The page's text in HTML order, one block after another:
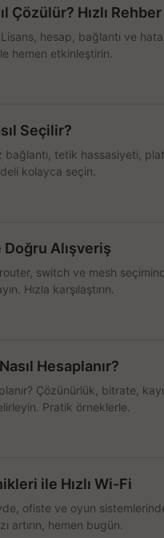
Çözülür? Hızlı Rehber
hesap, bağlantı ve hata
hemen etkinleştirin.
Seçilir?
tetik hassasiyeti,
kolayca seçin.
Alışveriş
switch ve mesh
Hızla karşılaştırın.
Hesaplanır?
Çözünürlük, bitrate,
Pratik örneklerle.
ile Hızlı Wi-Fi
ofiste ve oyun sistemlerinde
artırın, hemen bugün.